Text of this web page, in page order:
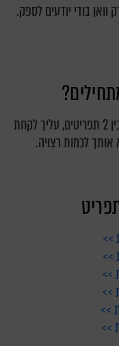
וואן בודי יודעים לספק.
התפריטים הם לפי קלוריות, אם יצא שנפלת בין 2 תפריטים, עליך לקחת
לכמות רצויה.